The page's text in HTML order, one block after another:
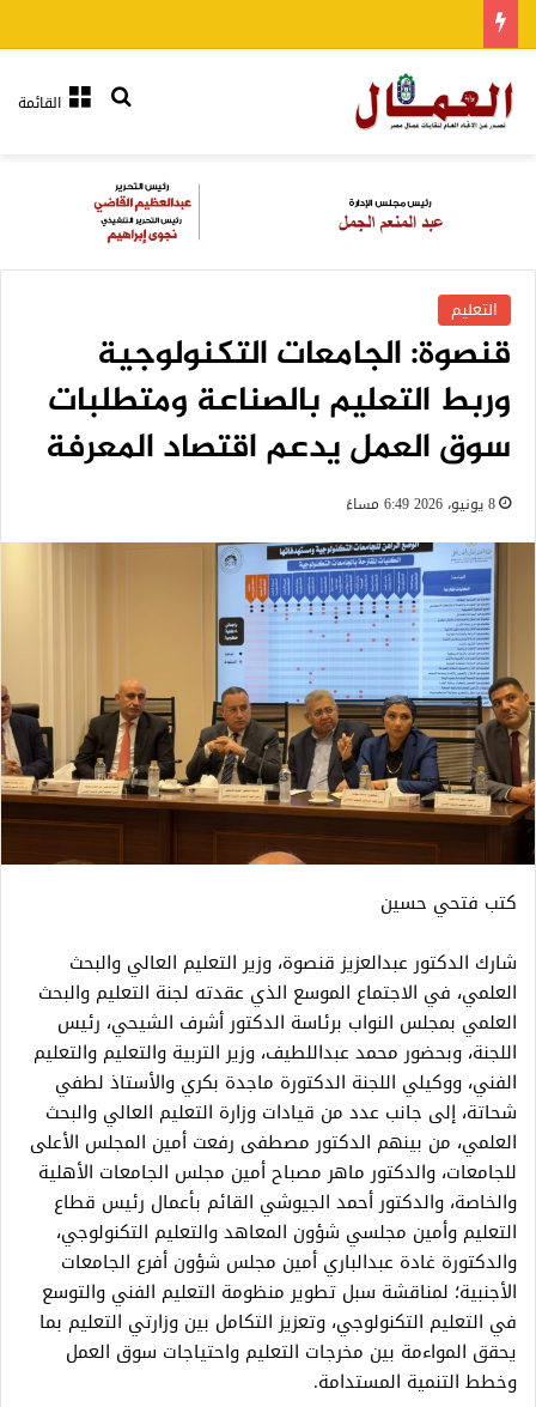
القائمةبحث عن
التعليم
قنصوة: الجامعات التكنولوجية
وربط التعليم بالصناعة ومتطلبات
سوق العمل يدعم اقتصاد المعرفة
8 يونيو، 2026 6:49 مساءً
كتب فتحي حسين
شارك الدكتور عبدالعزيز قنصوة، وزير التعليم العالي والبحث
العلمي، في الاجتماع الموسع الذي عقدته لجنة التعليم والبحث
العلمي بمجلس النواب برئاسة الدكتور أشرف الشيحي، رئيس
اللجنة، وبحضور محمد عبداللطيف، وزير التربية والتعليم والتعليم
الفني، ووكيلي اللجنة الدكتورة ماجدة بكري والأستاذ لطفي
شحاتة، إلى جانب عدد من قيادات وزارة التعليم العالي والبحث
العلمي، من بينهم الدكتور مصطفى رفعت أمين المجلس الأعلى
للجامعات، والدكتور ماهر مصباح أمين مجلس الجامعات الأهلية
والخاصة، والدكتور أحمد الجيوشي القائم بأعمال رئيس قطاع
التعليم وأمين مجلسي شؤون المعاهد والتعليم التكنولوجي،
والدكتورة غادة عبدالباري أمين مجلس شؤون أفرع الجامعات
الأجنبية؛ لمناقشة سبل تطوير منظومة التعليم الفني والتوسع
في التعليم التكنولوجي، وتعزيز التكامل بين وزارتي التعليم بما
يحقق المواءمة بين مخرجات التعليم واحتياجات سوق العمل
وخطط التنمية المستدامة.